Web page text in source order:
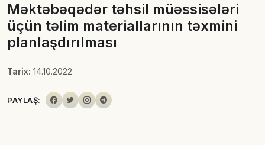
Məktəbəqədər təhsil müəssisələri
üçün təlim materiallarının təxmini
planlaşdırılması
Tarix: 14.10.2022
PAYLAŞ: